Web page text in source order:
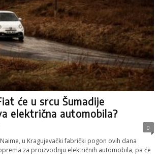
će u srcu Šumadije
električna automobila?
0
u Kragujevački fabrički pogon ovih dana
za proizvodnju električnih automobila, pa će